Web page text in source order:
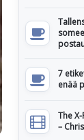
7
enää
The
–